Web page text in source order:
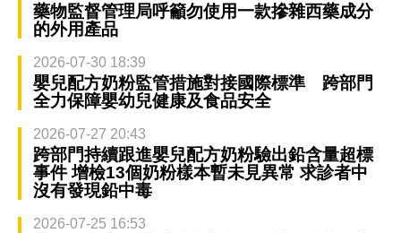
藥物監督管理局呼籲勿使用一款摻雜西藥成分
的外用產品
2026-07-30 18:39
嬰兒配方奶粉監管措施對接國際標準 跨部門
全力保障嬰幼兒健康及食品安全
2026-07-27 20:43
跨部門持續跟進嬰兒配方奶粉驗出鉛含量超標
事件 增檢13個奶粉樣本暫未見異常 求診者中
沒有發現鉛中毒
2026-07-25 16:53